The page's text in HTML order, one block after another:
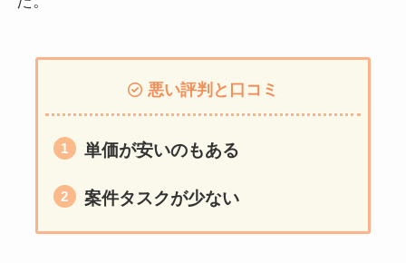
悪い評判と口コミ
単価が安いのもある
案件タスクが少ない